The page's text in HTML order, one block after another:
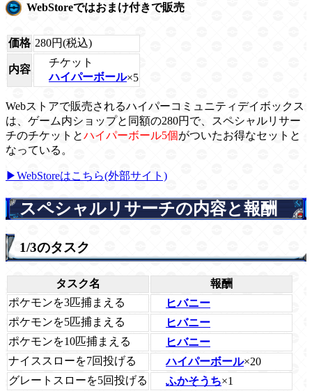
WebStoreではおまけ付きで販売
価格 280円(税込)
内容
チケット
ハイパーボール×5
Webストアで販売されるハイパーコミュニティデイボックス
は、ゲーム内ショップと同額の280円で、スペシャルリサー
チのチケットとハイパーボール5個がついたお得なセットと
なっている。
▶WebStoreはこちら(外部サイト)
スペシャルリサーチの内容と報酬
1/3のタスク
タスク名
報酬
ポケモンを3匹捕まえる
ヒバニー
ポケモンを5匹捕まえる
ヒバニー
ポケモンを10匹捕まえる
ヒバニー
ナイススローを7回投げる
ハイパーボール×20
グレートスローを5回投げる
ふかそうち×1